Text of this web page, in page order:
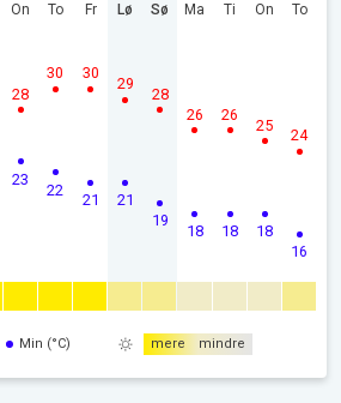
On
23
28
To
22
30
Fr
21
30
Lø
21
29
Sø
19
28
Ma
18
26
Ti
18
26
On
18
25
To
16
24
Min (°C) mere mindre